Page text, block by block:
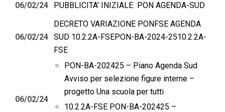
06/02/24
PUBBLICITA’ INIZIALE PON AGENDA-SUD
06/02/24
DECRETO VARIAZIONE PONFSE AGENDA
SUD 10.2.2A-FSEPON-BA-2024-2510.2.2A-
FSE
06/02/24
PON-BA-202425 – Piano Agenda Sud
Avviso per selezione figure interne –
progetto Una scuola per tutti
10.2.2A-FSE PON-BA-202425 –